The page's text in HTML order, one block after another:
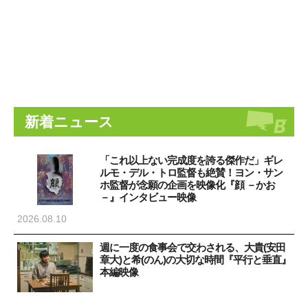
新着ニュース
「これ以上ない完成度を誇る傑作だ」ギレ
ルモ・デル・トロ監督も絶賛！ヨン・サン
ホ監督が念願の企画を映像化『顔 －かお
－』インタビュー映像
2026.08.10
週に一度の食事会で交わされる、大貴(安田
章大)と希(のん)の大切な時間『平行と垂直』
本編映像